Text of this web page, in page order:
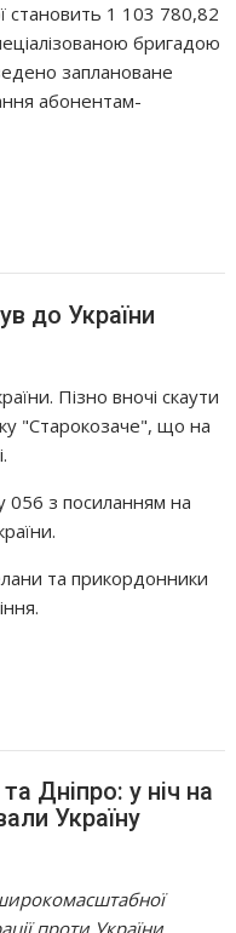
становить 1 103 780,82
бригадою
заплановане
абонентам-
до України
Пізно вночі скаути
"Старокозаче", що на
056 з посиланням на
та прикордонники
Дніпро: у ніч на
Україну
проти України